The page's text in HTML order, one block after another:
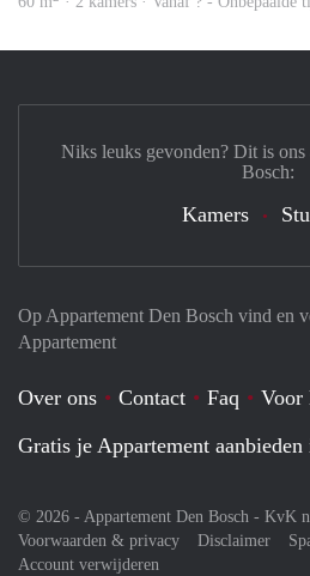
Op Appartement Den Bosch vind en
Appartement
Over ons Contact Faq Voor
Gratis je Appartement
© 2026 - Appartement Den Bosch - KvK
Voorwaarden & privacy
Disclaimer
Account verwijderen
Niks leuks gevonden? Dit is ons
Bosch:
Kamers